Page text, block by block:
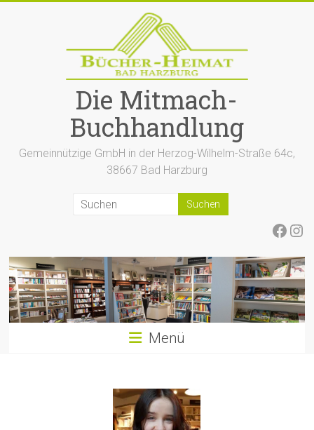
Die Mitmach-
Buchhandlung
Gemeinnützige GmbH in der Herzog-Wilhelm-Straße 64c,
38667 Bad Harzburg
Menü